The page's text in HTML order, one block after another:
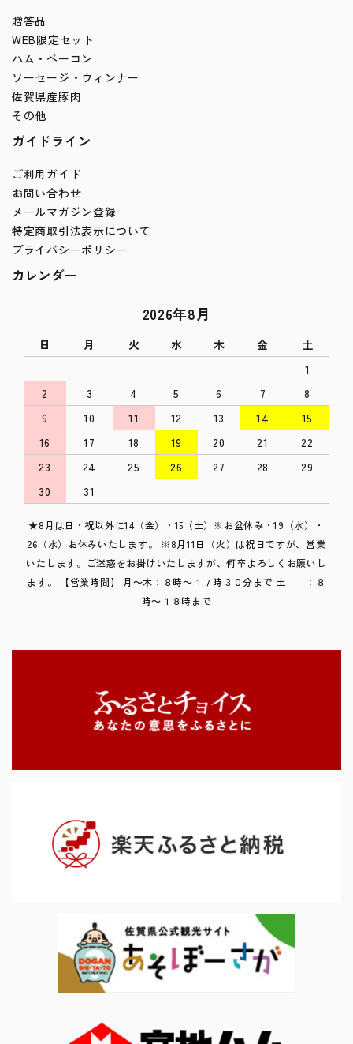
贈答品
WEB限定セット
ハム・ベーコン
ソーセージ・ウィンナー
佐賀県産豚肉
その他
ガイドライン
ご利用ガイド
お問い合わせ
メールマガジン登録
特定商取引法表示について
プライバシーポリシー
カレンダー
2026年8月
日 月 火 水 木 金
土
1
2
3 4 5 6 7
8
9
10 11 12 13 14
15
16
17 18 19 20 21
22
23
24 25 26 27 28
29
30
31
★8月は日・祝以外に14（金）・15（土）※お盆休み・19（水）・
26（水）お休みいたします。 ※8月11日（火）は祝日ですが、営業
いたします。ご迷惑をお掛けいたしますが、何卒よろしくお願いし
ます。 【営業時間】 月～木：８時～１７時３０分まで 土 ：８
時～１８時まで